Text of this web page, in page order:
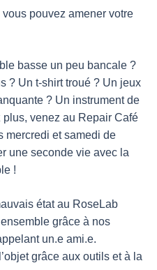
pouvez amener votre
basse un peu bancale ?
? Un t-shirt troué ? Un jeux
? Un instrument de
venez au Repair Café
mercredi et samedi de
une seconde vie avec la
!
état au RoseLab
grâce à nos
un.e ami.e.
grâce aux outils et à la